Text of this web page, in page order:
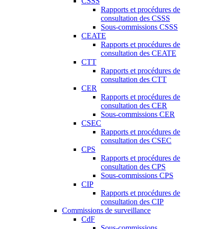
Rapports et procédures de
consultation des CSSS
Sous-commissions CSSS
CEATE
Rapports et procédures de
consultation des CEATE
CTT
Rapports et procédures de
consultation des CTT
CER
Rapports et procédures de
consultation des CER
Sous-commissions CER
CSEC
Rapports et procédures de
consultation des CSEC
CPS
Rapports et procédures de
consultation des CPS
Sous-commissions CPS
CIP
Rapports et procédures de
consultation des CIP
Commissions de surveillance
CdF